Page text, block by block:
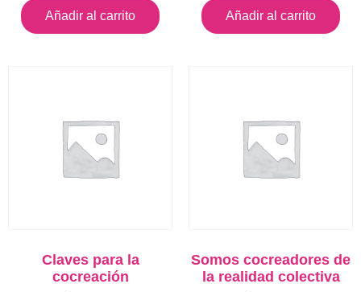
Añadir al carrito Añadir al carrito
Claves para la
cocreación
Somos cocreadores de
la realidad colectiva